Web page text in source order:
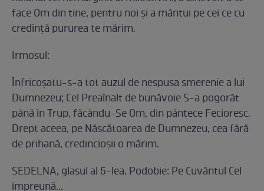
face Om din tine, pentru noi şi a mântui pe cei ce cu
credinţă pururea te mărim.
Irmosul:
Înfricoşatu-s-a tot auzul de nespusa smerenie a lui
Dumnezeu; Cel Preaînalt de bunăvoie S-a pogorât
până în Trup, făcându-Se Om, din pântece Fecioresc.
Drept aceea, pe Născătoarea de Dumnezeu, cea fără
de prihană, credincioşii o mărim.
SEDELNA, glasul al 5-lea. Podobie: Pe Cuvântul Cel
împreună...